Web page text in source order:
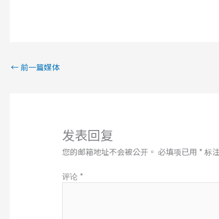
←前一篇媒体
发表回复
您的邮箱地址不会被公开。 必填项已用 * 标
评论 *